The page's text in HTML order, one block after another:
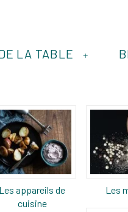
+
LA TABLE
Les appareils de
cuisine
Les